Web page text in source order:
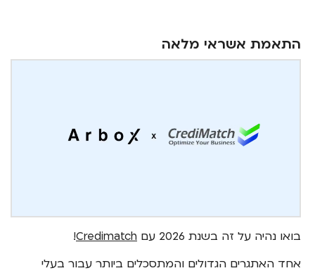
התאמת אשראי מלאה
בואו נהיה על זה בשנת 2026 עם Credimatch
!
אחד האתגרים הגדולים והמתסכלים ביותר עבור בעלי